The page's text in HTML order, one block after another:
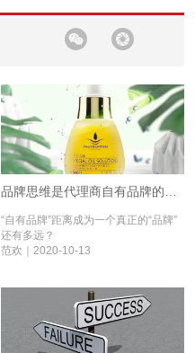
“自有品牌”距离成为一个真正的“品牌”
还有多远？
范欢｜2020-10-13